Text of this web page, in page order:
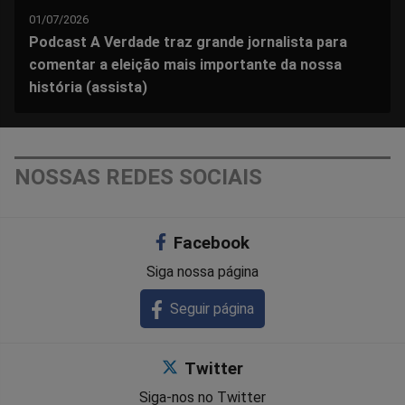
01/07/2026
Podcast A Verdade traz grande jornalista para
comentar a eleição mais importante da nossa
história (assista)
NOSSAS REDES SOCIAIS
Facebook
Siga nossa página
Seguir página
Twitter
Siga-nos no Twitter